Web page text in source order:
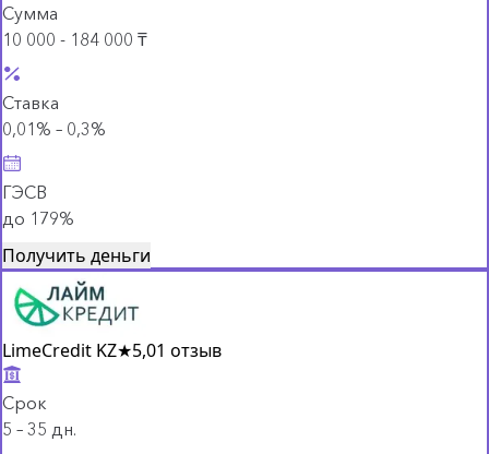
Сумма
10 000 - 184 000 ₸
Ставка
0,01% – 0,3%
ГЭСВ
до 179%
Получить деньги
LimeCredit KZ★5,01 отзыв
Срок
5 – 35 дн.